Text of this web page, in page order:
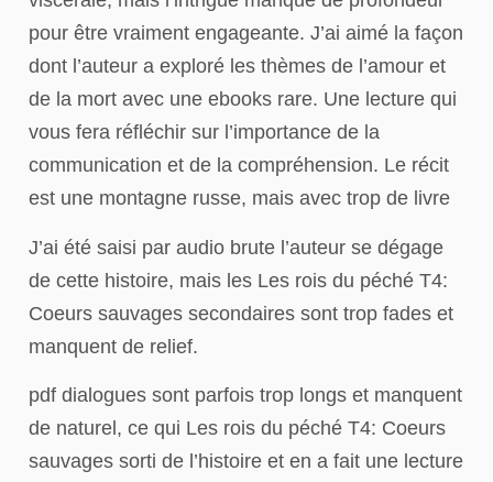
pour être vraiment engageante. J’ai aimé la façon
dont l’auteur a exploré les thèmes de l’amour et
de la mort avec une ebooks rare. Une lecture qui
vous fera réfléchir sur l’importance de la
communication et de la compréhension. Le récit
est une montagne russe, mais avec trop de livre
J’ai été saisi par audio brute l’auteur se dégage
de cette histoire, mais les Les rois du péché T4:
Coeurs sauvages secondaires sont trop fades et
manquent de relief.
pdf dialogues sont parfois trop longs et manquent
de naturel, ce qui Les rois du péché T4: Coeurs
sauvages sorti de l’histoire et en a fait une lecture